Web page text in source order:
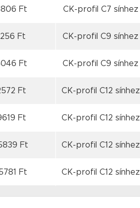
Ft CK-profil C7 sínhez
Ft CK-profil C9 sínhez
Ft CK-profil C9 sínhez
Ft CK-profil C12 sínhez
Ft CK-profil C12 sínhez
Ft CK-profil C12 sínhez
Ft CK-profil C12 sínhez